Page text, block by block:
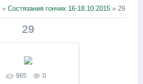
» Состязания гончих 16-18.10.2015 » 29
29
В реальном размере
965 0